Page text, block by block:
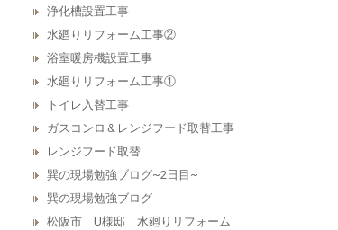
浄化槽設置工事
水廻りリフォーム工事②
浴室暖房機設置工事
水廻りリフォーム工事①
トイレ入替工事
ガスコンロ＆レンジフード取替工事
レンジフード取替
巽の現場勉強ブログ~2日目~
巽の現場勉強ブログ
松阪市 U様邸 水廻りリフォーム